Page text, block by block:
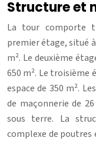
Structure et
La tour comporte
premier étage, situé
m². Le deuxième
650 m². Le troisième
espace de 350 m².
de maçonnerie de
sous terre. La
complexe de poutres